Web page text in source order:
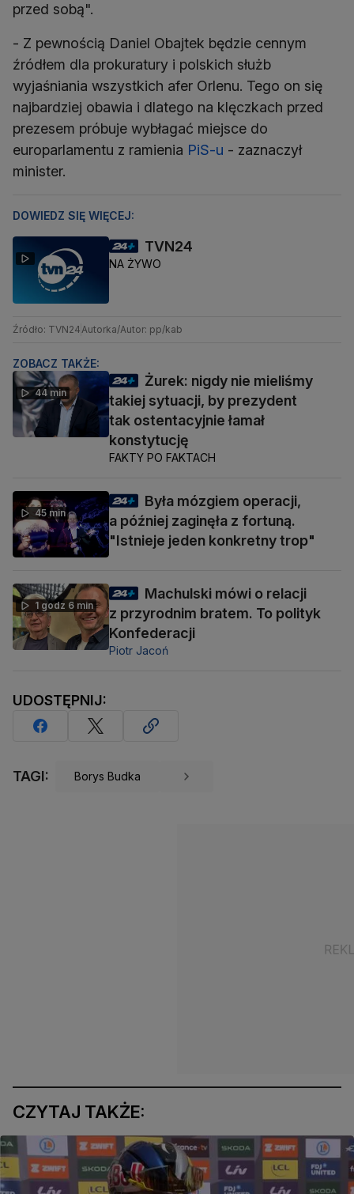
przed sobą".
- Z pewnością Daniel Obajtek będzie cennym
źródłem dla prokuratury i polskich służb
wyjaśniania wszystkich afer Orlenu. Tego on się
najbardziej obawia i dlatego na klęczkach przed
prezesem próbuje wybłagać miejsce do
europarlamentu z ramienia PiS-u - zaznaczył
minister.
DOWIEDZ SIĘ WIĘCEJ:
TVN24
NA ŻYWO
Źródło: TVN24 Autorka/Autor: pp/kab
ZOBACZ TAKŻE:
44 min
Żurek: nigdy nie mieliśmy
takiej sytuacji, by prezydent
tak ostentacyjnie łamał
konstytucję
FAKTY PO FAKTACH
45 min
Była mózgiem operacji,
a później zaginęła z fortuną.
"Istnieje jeden konkretny trop"
1 godz 6 min
Machulski mówi o relacji
z przyrodnim bratem. To polityk
Konfederacji
Piotr Jacoń
UDOSTĘPNIJ:
TAGI: Borys Budka
CZYTAJ TAKŻE: